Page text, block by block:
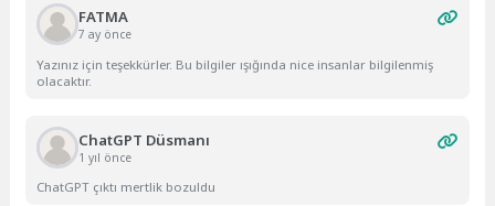
FATMA
7 ay önce
Yazınız için teşekkürler. Bu bilgiler ışığında nice insanlar bilgilenmiş
olacaktır.
ChatGPT Düsmanı
1 yıl önce
ChatGPT çıktı mertlik bozuldu